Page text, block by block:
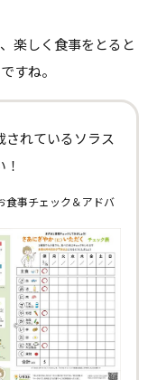
楽しく食事をとると
すね。
れているソラス
食事チェック＆アドバ